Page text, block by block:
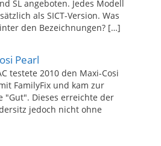
SL angeboten. Jedes Modell
als SICT-Version. Was
den Bezeichnungen?[…]
Pearl
testete 2010 den Maxi-Cosi
FamilyFix und kam zur
"Gut". Dieses erreichte der
jedoch nicht ohne